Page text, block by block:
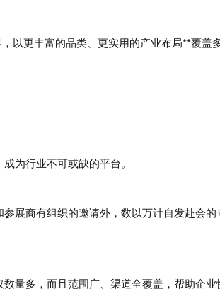
以更丰富的品类、更实用的产业布局**覆盖
为行业不可或缺的平台。
展商有组织的邀请外，数以万计自发赴会
量多，而且范围广、渠道全覆盖，帮助企业